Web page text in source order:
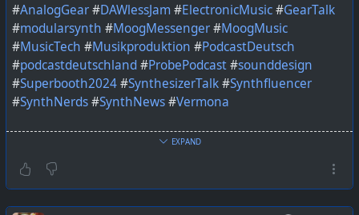
#AnalogGear#DAWlessJam#ElectronicMusic#GearTalk
#modularsynth #MoogMessenger#MoogMusic
#MusicTech #Musikproduktion #PodcastDeutsch
#podcastdeutschland#ProbePodcast#sounddesign
#Superbooth2024#SynthesizerTalk#Synthfluencer
#SynthNerds#SynthNews#Vermona
Bild KI generiert mit ChatGPT
https://lautfunk.uber.space/probepodcast/probe-
podcast-bonus-024-post-booth-bonus-2025/
EXPAND